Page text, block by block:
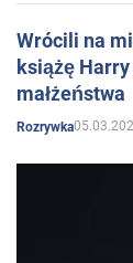
Wrócili na
książę
małżeństwa
Rozrywka